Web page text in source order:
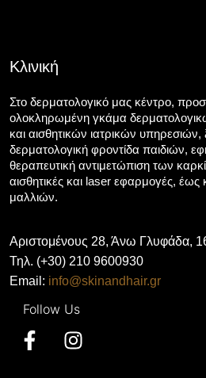
Κλινική
Στο δερματολογικό μας κέντρο,
ολοκληρωμένη γκάμα
και αισθητικών ιατρικών
δερματολογική φροντίδα παιδιών,
θεραπευτική αντιμετώπιση των
αισθητικές και laser εφαρμογές, έως
μαλλιών.
Αριστομένους 28, Άνω Γλυφάδα,
Τηλ. (+30) 210 9600930
Email: info@skinandhair.gr